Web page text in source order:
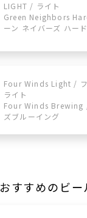
LIGHT / ライト
Green Neighbors
ーン ネイバーズ ハー
Four Winds Light / フ
ライト
Four Winds Brewing
ズブルーイング
おすすめのビー